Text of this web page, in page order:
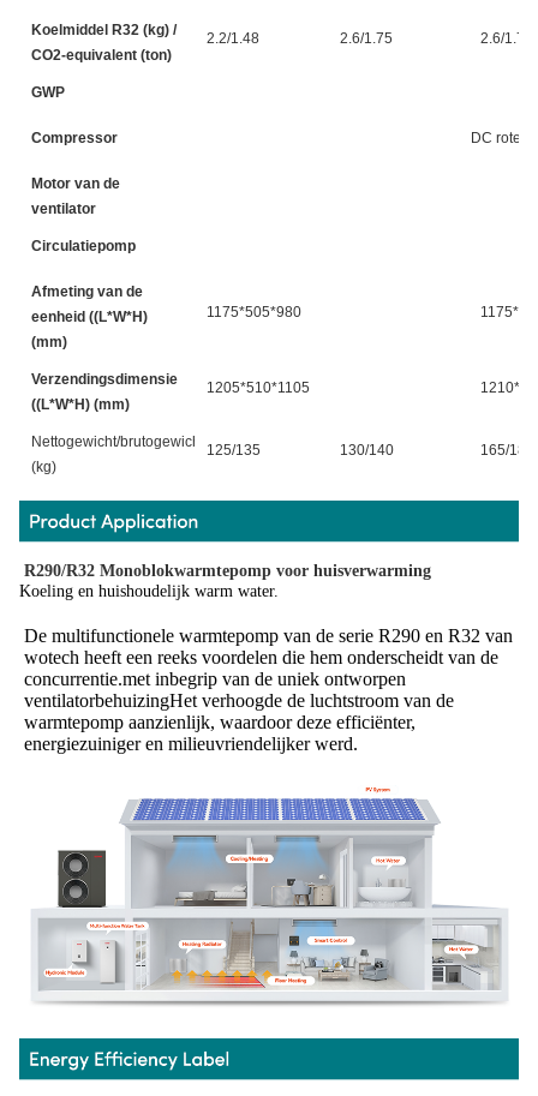
Koelmiddel R32 (kg) /
CO2-equivalent (ton)
2.2/1.48 2.6/1.75 2.6/1.75
GWP
Compressor DC
Motor van de
ventilator
Circulatiepomp
Afmeting van de
eenheid ((L*W*H)
(mm)
1175*505*980
Verzendingsdimensie
((L*W*H) (mm)
1205*510*1105
Nettogewicht/brutogewicht
(kg)
125/135 130/140 165/180
R290/R32 Monoblokwarmtepomp voor huisverwarming
Koeling en huishoudelijk warm water.
De multifunctionele warmtepomp van de serie R290 en R32 van
wotech heeft een reeks voordelen die hem onderscheidt van de
concurrentie.met inbegrip van de uniek ontworpen
ventilatorbehuizingHet verhoogde de luchtstroom van de
warmtepomp aanzienlijk, waardoor deze efficiënter,
energiezuiniger en milieuvriendelijker werd.